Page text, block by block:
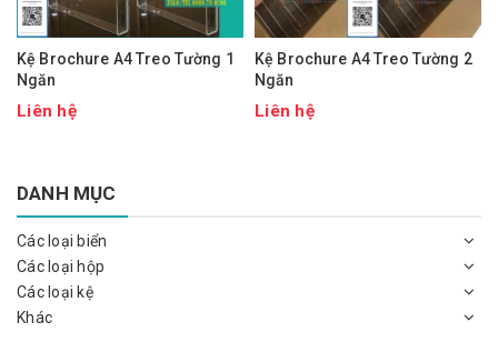
Kệ Brochure A4 Treo Tường 1
Ngăn
Liên hệ
Kệ Brochure A4 Treo Tường 2
Ngăn
Liên hệ
DANH MỤC
Các loại biển
Các loại hộp
Các loại kệ
Khác